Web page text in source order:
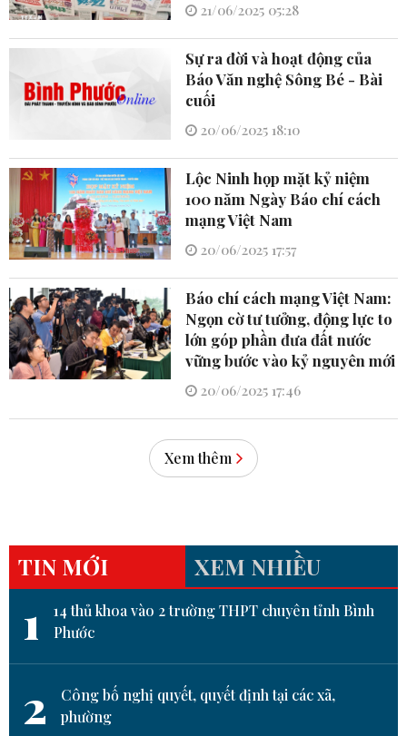
21/06/2025 05:28
Sự ra đời và hoạt động của
Báo Văn nghệ Sông Bé - Bài
cuối
20/06/2025 18:10
Lộc Ninh họp mặt kỷ niệm
100 năm Ngày Báo chí cách
mạng Việt Nam
20/06/2025 17:57
Báo chí cách mạng Việt Nam:
Ngọn cờ tư tưởng, động lực to
lớn góp phần đưa đất nước
vững bước vào kỷ nguyên mới
20/06/2025 17:46
Xem thêm
TIN MỚI XEM NHIỀU
1
14 thủ khoa vào 2 trường THPT chuyên tỉnh Bình
Phước
2
Công bố nghị quyết, quyết định tại các xã,
phường